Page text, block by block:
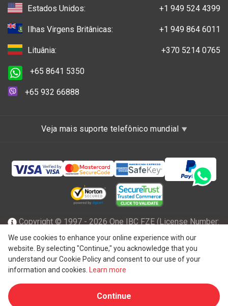
We use cookies to enhance your online experience with our
website. By selecting "Continue," you acknowledge that you
understand our Cookie Policy and consent to our use of your
information and cookies.
Learn more
Continue
Estados Unidos: +1 949 524 4399
Ilhas Virgens Britânicas: +1 949 864 6011
Lituânia: +370 5214 0765
+65 8641 5350
+65 932 66888
Veja mais suporte telefônico mundial
Copyright © 1997 - 2026 One IBC FZE (License Number:
47001217), incorporada em Ras Al Khaimah, nos Emirados
Árabes Unidos com responsabilidade limitada e uma firma
membro da rede One IBC de entidade legal independente e
separada afiliada ao One IBC®Group ("One IBC Limited"),
uma entidade suíça. Todos os direitos reservados.